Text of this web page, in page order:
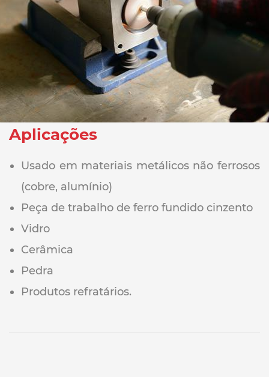
Aplicações
Usado em materiais metálicos não ferrosos
(cobre, alumínio)
Peça de trabalho de ferro fundido cinzento
Vidro
Cerâmica
Pedra
Produtos refratários.